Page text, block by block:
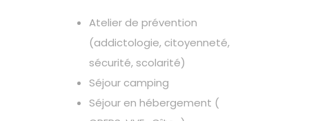
Atelier de prévention
(addictologie, citoyenneté,
sécurité, scolarité)
Séjour camping
Séjour en hébergement (